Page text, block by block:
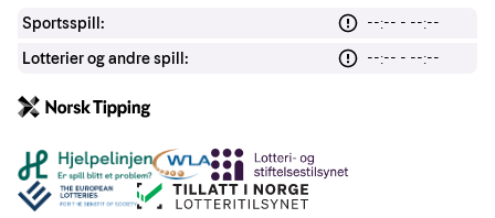
Sportsspill:
--:-- - --:--
Lotterier og andre spill:
--:-- - --:--
Andre lenker